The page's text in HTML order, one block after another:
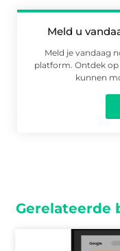
Meld u
Meld je vandaag
platform. Ontdek
kunnen
Gerelateerde